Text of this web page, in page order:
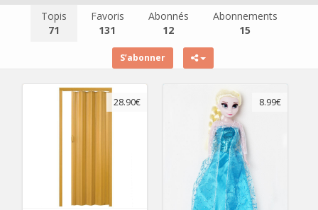
Topis
71
Favoris
131
Abonnés
12
Abonnements
15
S’abonner
28.90€ 8.99€